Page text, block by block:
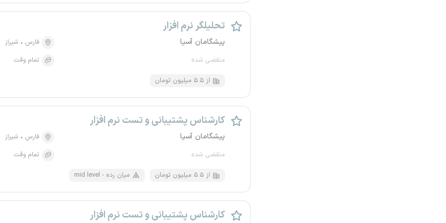
تحلیلگر نرم افزار
پیشگامان آسیا
منقضی شده
فارس
شیراز
تمام وقت
از ۵.۵ میلیون تومان
کارشناس پشتیبانی و تست نرم افزار
پیشگامان آسیا
منقضی شده
فارس
شیراز
تمام وقت
از ۵.۵ میلیون تومان mid level - میان رده
کارشناس پشتیبانی و تست نرم افزار